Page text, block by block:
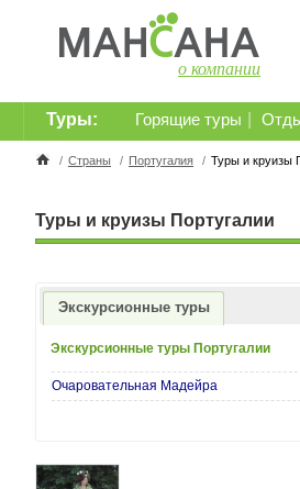
о компании
Горящие туры
Туры:
/ Страны / Португалия / Туры и круизы
Туры и круизы Португалии
Экскурсионные туры
Экскурсионные туры Португалии
Очаровательная Мадейра